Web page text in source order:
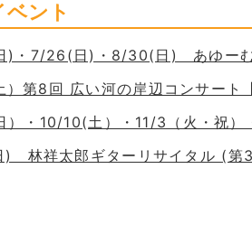
ベント
)・7/26(日)・8/30(日) あゆー
第8回 広い河の岸辺コンサート
・10/10(土）・11/3（火・祝
林祥太郎ギターリサイタル (第